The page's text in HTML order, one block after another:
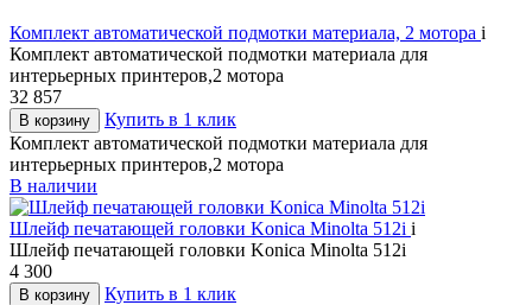
Комплект автоматической подмотки материала, 2 мотора i
Комплект автоматической подмотки материала для
интерьерных принтеров,2 мотора
32 857
В корзину
Купить в 1 клик
Комплект автоматической подмотки материала для
интерьерных принтеров,2 мотора
В наличии
Шлейф печатающей головки Konica Minolta 512i i
Шлейф печатающей головки Konica Minolta 512i
4 300
В корзину
Купить в 1 клик